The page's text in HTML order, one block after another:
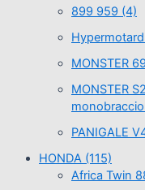
899 959 (4)
Hypermotard
MONSTER
MONSTER
PANIGALE
HONDA (115)
Africa Twin